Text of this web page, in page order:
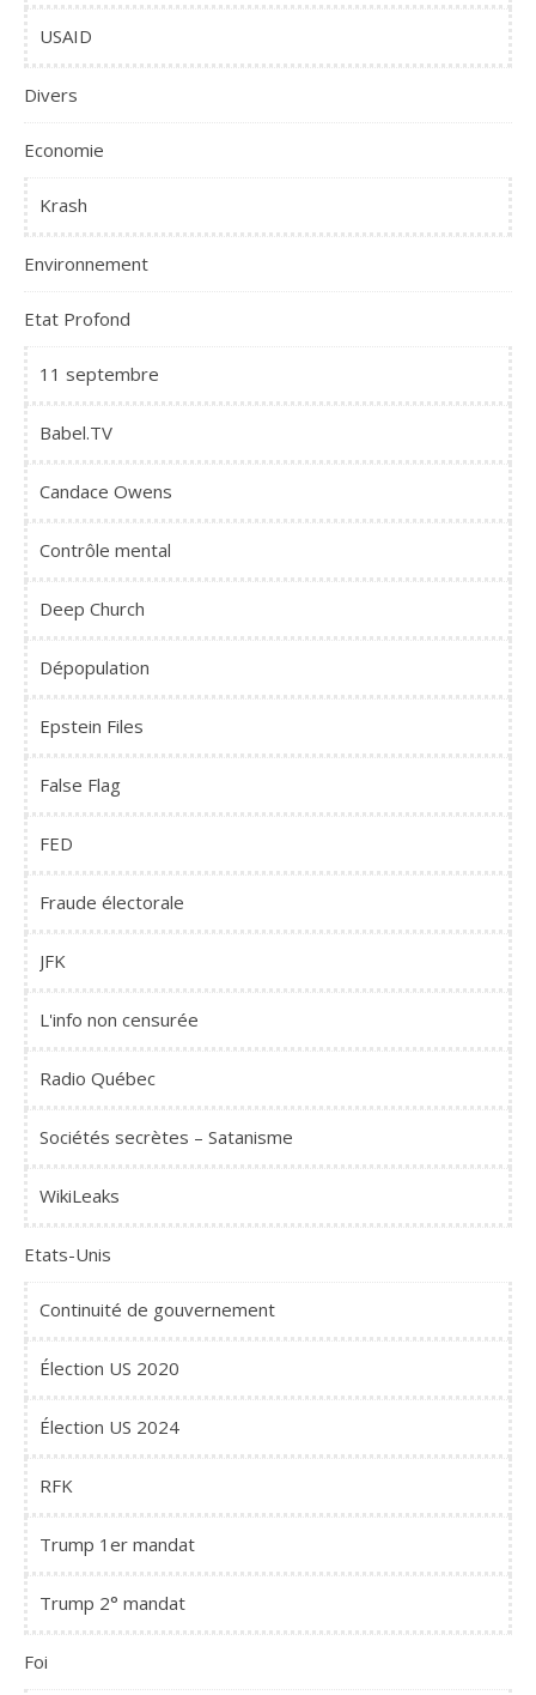
USAID
Divers
Economie
Krash
Environnement
Etat Profond
11 septembre
Babel.TV
Candace Owens
Contrôle mental
Deep Church
Dépopulation
Epstein Files
False Flag
FED
Fraude électorale
JFK
L'info non censurée
Radio Québec
Sociétés secrètes – Satanisme
WikiLeaks
Etats-Unis
Continuité de gouvernement
Élection US 2020
Élection US 2024
RFK
Trump 1er mandat
Trump 2° mandat
Foi